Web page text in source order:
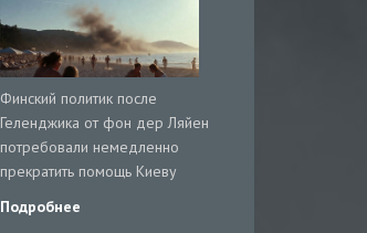
Финский политик после
Геленджика от фон дер Ляйен
потребовали немедленно
прекратить помощь Киеву
Подробнее